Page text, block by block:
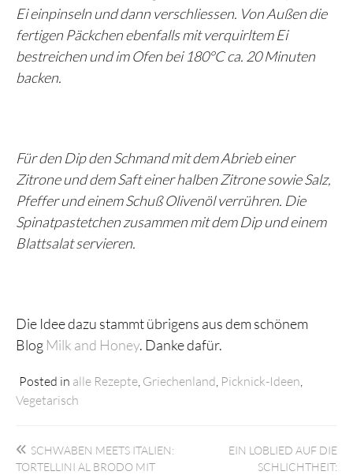
Ei einpinseln und dann verschliessen. Von Außen die
fertigen Päckchen ebenfalls mit verquirltem Ei
bestreichen und im Ofen bei 180°C ca. 20 Minuten
backen.
Für den Dip den Schmand mit dem Abrieb einer
Zitrone und dem Saft einer halben Zitrone sowie Salz,
Pfeffer und einem Schuß Olivenöl verrühren. Die
Spinatpastetchen zusammen mit dem Dip und einem
Blattsalat servieren.
Die Idee dazu stammt übrigens aus dem schönem
Blog Milk and Honey. Danke dafür.
Posted in alle Rezepte Griechenland Picknick-Ideen
Vegetarisch
Beitragsnavigation
SCHWABEN MEETS ITALIEN:
TORTELLINI AL BRODO MIT
EIN LOBLIED AUF DIE
SCHLICHTHEIT: